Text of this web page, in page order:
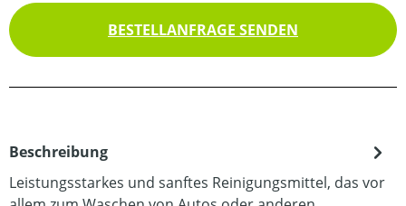
BESTELLANFRAGE SENDEN
Beschreibung
Leistungsstarkes und sanftes Reinigungsmittel, das vor